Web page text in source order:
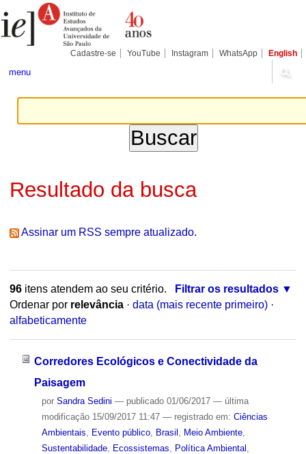
para
conteúdo.
Pessoais
Cadastre-se YouTube Instagram WhatsApp English
menu
Resultado da busca
Assinar um RSS sempre atualizado.
96itens atendem ao seu critério.
Filtrar os resultados
Ordenar por relevância · data (mais recente primeiro) ·
alfabeticamente
Corredores Ecológicos e Conectividade da
Paisagem
por Sandra Sedini — publicado01/06/2017 — última
modificação15/09/2017 11:47 — registrado em: Ciências
Ambientais
Evento público, Brasil Meio Ambiente,
Sustentabilidade, Ecossistemas Política Ambiental